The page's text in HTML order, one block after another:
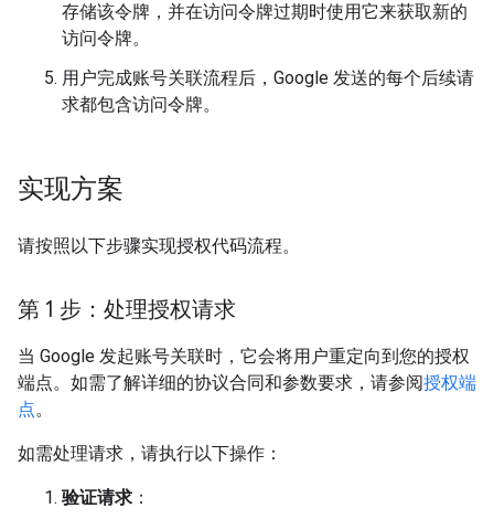
存储该令牌，并在访问令牌过期时使用它来获取新的
访问令牌。
用户完成账号关联流程后，Google 发送的每个后续请
求都包含访问令牌。
实现方案
请按照以下步骤实现授权代码流程。
第 1 步：处理授权请求
当 Google 发起账号关联时，它会将用户重定向到您的授权
端点。如需了解详细的协议合同和参数要求，请参阅授权端
点。
如需处理请求，请执行以下操作：
验证请求 ：